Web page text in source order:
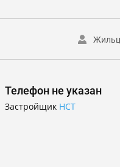
Телефон не указан
Застройщик НСТ